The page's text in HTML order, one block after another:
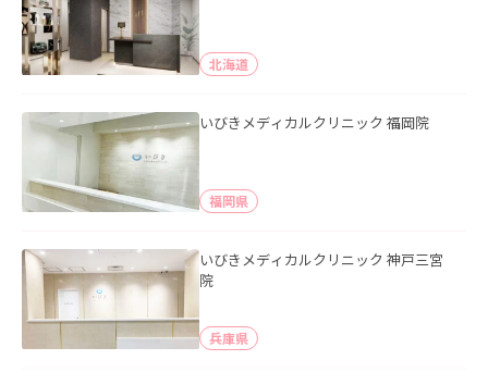
北海道
いびきメディカルクリニック 福岡院
福岡県
いびきメディカルクリニック 神戸三宮
院
兵庫県